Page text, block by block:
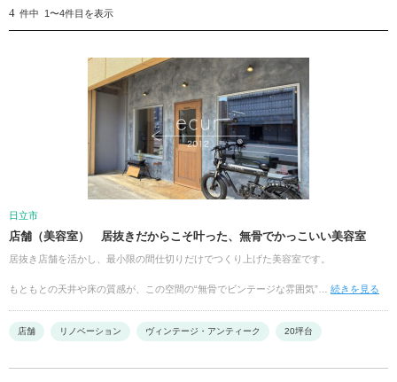
4 件中 1〜4件目を表示
日立市
店舗（美容室） 居抜きだからこそ叶った、無骨でかっこいい美容室
居抜き店舗を活かし、最小限の間仕切りだけでつくり上げた美容室です。
もともとの天井や床の質感が、この空間の“無骨でビンテージな雰囲気”… 続きを見る
店舗 リノベーション ヴィンテージ・アンティーク 20坪台